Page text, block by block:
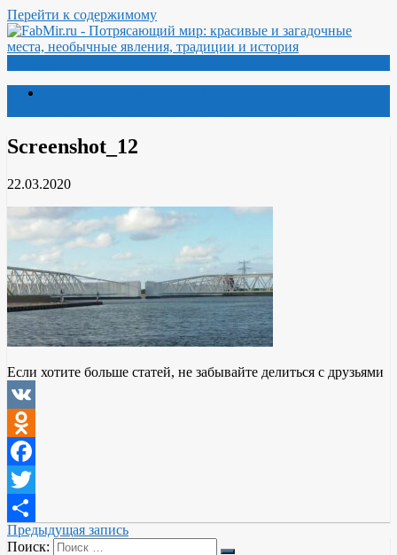
Перейти к содержимому
Screenshot_12
22.03.2020
Если хотите больше статей, не забывайте делиться с друзьями
VK
Odnoklassniki
Facebook
Twitter
Отправить
Предыдущая запись
Поиск: